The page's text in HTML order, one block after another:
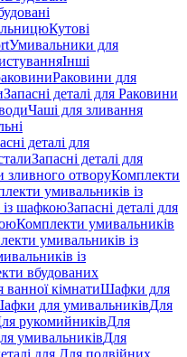
Кутові
Умивальники для
Інші
Раковини для
Запасні деталі для Раковини
Чаші для зливання
деталі для
Запасні деталі для
отворуКомплекти
умивальників із
шафкоюЗапасні деталі для
Комплекти умивальників
умивальників із
із
вбудованих
ванної кімнатиШафки для
для умивальниківДля
рукомийниківДля
умивальниківДля
для Для подвійних